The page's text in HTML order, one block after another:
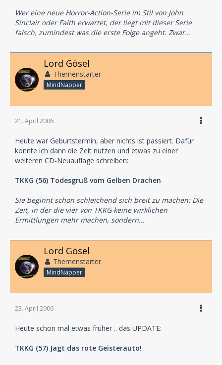
Wer eine neue Horror-Action-Serie im Stil von John
Sinclair oder Faith erwartet, der liegt mit dieser Serie
falsch, zumindest was die erste Folge angeht. Zwar...
Lord Gösel
Themenstarter
MindNapper
21. April 2006
Heute war Geburtstermin, aber nichts ist passiert. Dafür
konnte ich dann die Zeit nutzen und etwas zu einer
weiteren CD-Neuauflage schreiben:
TKKG (56) Todesgruß vom Gelben Drachen
Sie beginnt schon schleichend sich breit zu machen: Die
Zeit, in der die vier von TKKG keine wirklichen
Ermittlungen mehr machen, sondern...
Lord Gösel
Themenstarter
MindNapper
23. April 2006
Heute schon mal etwas früher .. das UPDATE:
TKKG (57) Jagt das rote Geisterauto!